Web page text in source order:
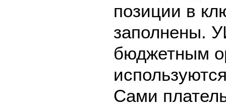
позиции в
заполнены.
бюджетным
Сами